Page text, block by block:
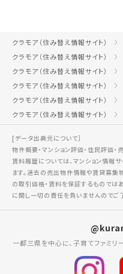
クラモア（住み替え情報サイト）
クラモア（住み替え情報サイト）
クラモア（住み替え情報サイト）
クラモア（住み替え情報サイト）
クラモア（住み替え情報サイト）
クラモア（住み替え情報サイト）
[データ出典元について］
物件概要・マンション評価・住民評価
賃料履歴については、マンション情報サ
ます。過去の売出物件情報や賃貸募
の取引価格・賃料を保証するものでは
に関し一切の責任を負いませんのでご
一都三県を中心に、子育てファミ